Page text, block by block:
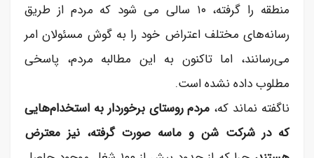
منطقه را گرفته، ۱۰ سالی می شود که مردم از طریق
رسانه‌های مختلف اعتراض خود را به گوش مسئولان امر
می‌رسانند، اما تاکنون به این مطالبه مردم، پاسخی
مطلوب داده نشده است.
ناگفته نماند که، مردم روستای برخوردار به استخدام‌هایی
که در شرکت شن و ماسه صورت گرفته، نیز معترض